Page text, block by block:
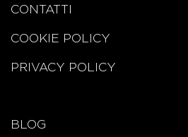
CONTATTI
COOKIE POLICY
PRIVACY POLICY
BLOG